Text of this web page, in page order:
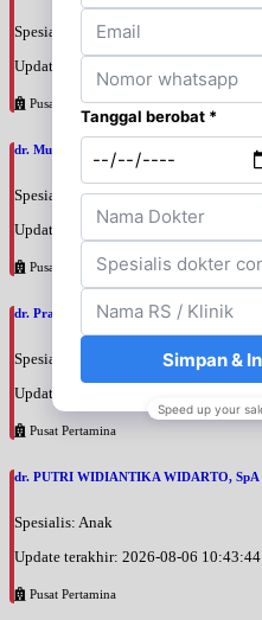
Spesialis: Anestesi
Update terakhir: 2026-08-06 11:17:24
Pusat Pertamina
dr. Muslim Tadjuddin Chalid, SpAn
Spesialis: Anestesi
Update terakhir: 2026-08-06 11:14:34
Pusat Pertamina
dr. Prajnia Paramitha Narendraswari, SpA
Spesialis: Anak
Update terakhir: 2026-08-06 10:46:34
Pusat Pertamina
dr. PUTRI WIDIANTIKA WIDARTO, SpA
Spesialis: Anak
Update terakhir: 2026-08-06 10:43:44
Pusat Pertamina